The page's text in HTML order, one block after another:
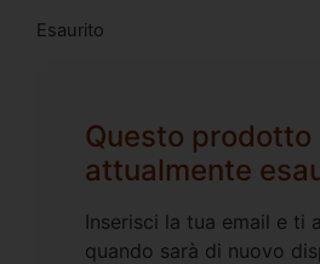
Esaurito
Questo prodotto
attualmente
Inserisci la tua email e ti
quando sarà di nuovo